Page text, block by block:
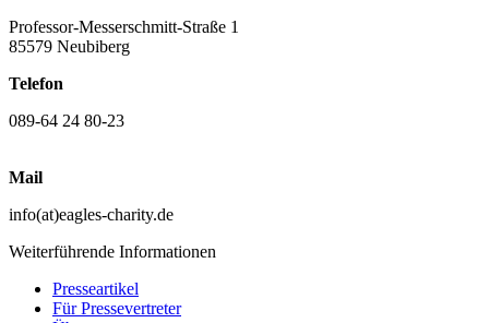
Professor-Messerschmitt-Straße 1
85579 Neubiberg
Telefon
089-64 24 80-23
Mail
info(at)eagles-charity.de
Weiterführende Informationen
Presseartikel
Für Pressevertreter